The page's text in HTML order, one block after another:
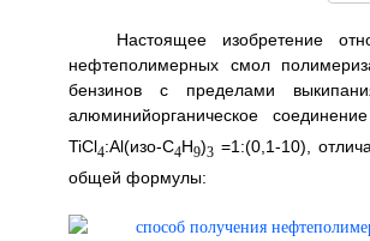
Настоящее изобретение
нефтеполимерных смол
бензинов с пределами
алюминийорганическое
TiCl4:Al(изо-С4Н9)3=1:(0,1-10),
общей формулы: